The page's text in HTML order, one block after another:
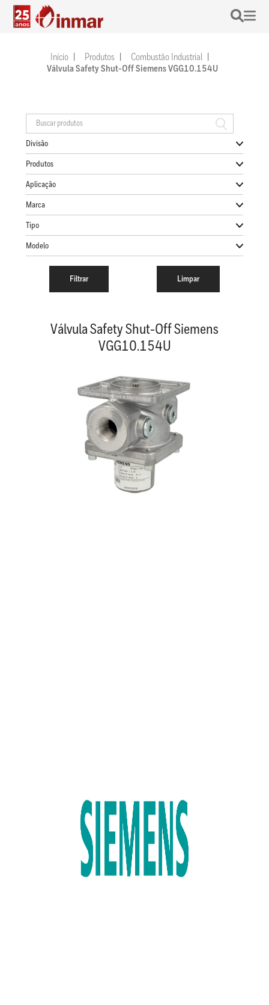
Início Produtos
Combustão Industrial
Válvula Safety Shut-Off Siemens VGG10.154U
Divisão
Produtos
Aplicação
Marca
Tipo
Modelo
Válvula Safety Shut-Off Siemens
VGG10.154U